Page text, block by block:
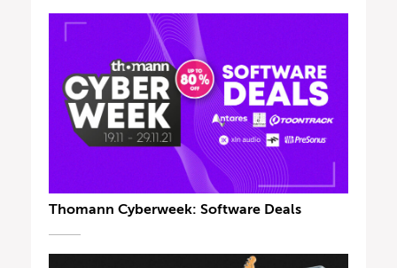
Thomann Cyberweek: Software Deals